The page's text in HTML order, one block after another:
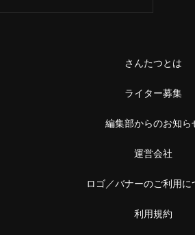
さんたつとは
ライター募集
編集部からのお知ら
運営会社
ロゴ／バナーのご利用に
利用規約